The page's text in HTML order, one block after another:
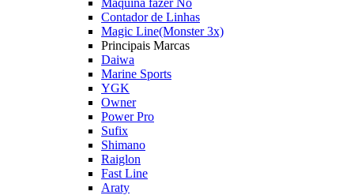
Máquina fazer Nó
Contador de Linhas
Magic Line(Monster 3x)
Principais Marcas
Daiwa
Marine Sports
YGK
Owner
Power Pro
Sufix
Shimano
Raiglon
Fast Line
Araty